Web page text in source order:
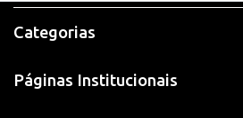
Categorias
Páginas Institucionais